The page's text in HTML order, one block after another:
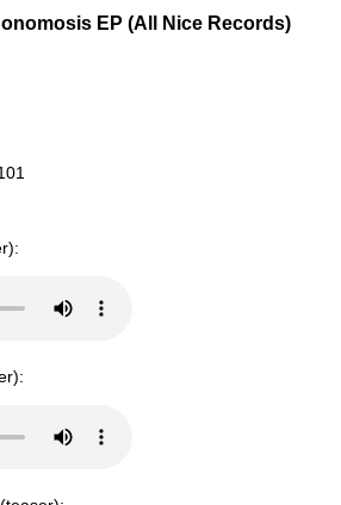
EP (All Nice Records)